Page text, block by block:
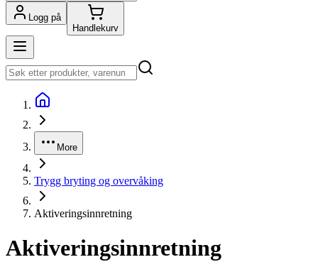
Logg på
Handlekurv
More
Trygg bryting og overvåking
Aktiveringsinnretning
Aktiveringsinnretning